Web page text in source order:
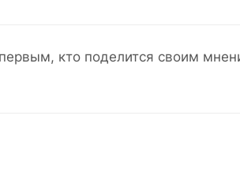
кто поделится своим